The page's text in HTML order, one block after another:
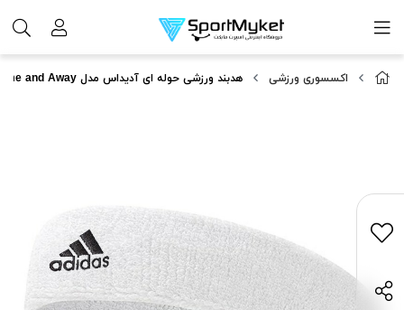
اکسسوری ورزشی هدبند ورزشی حوله ای آدیداس مدل Home and Away